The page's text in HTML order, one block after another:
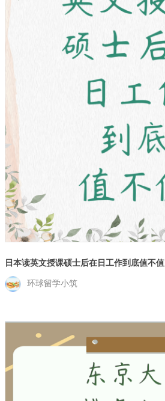
日本读英文授课硕士后在日工作到底值不值
环球留学小筑